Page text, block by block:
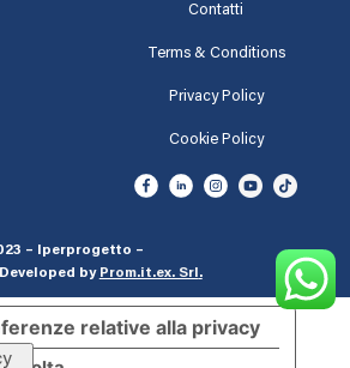
Contatti
Terms & Conditions
Privacy Policy
Cookie Policy
– Iperprogetto –
by Prom.it.ex. Srl .
relative alla privacy